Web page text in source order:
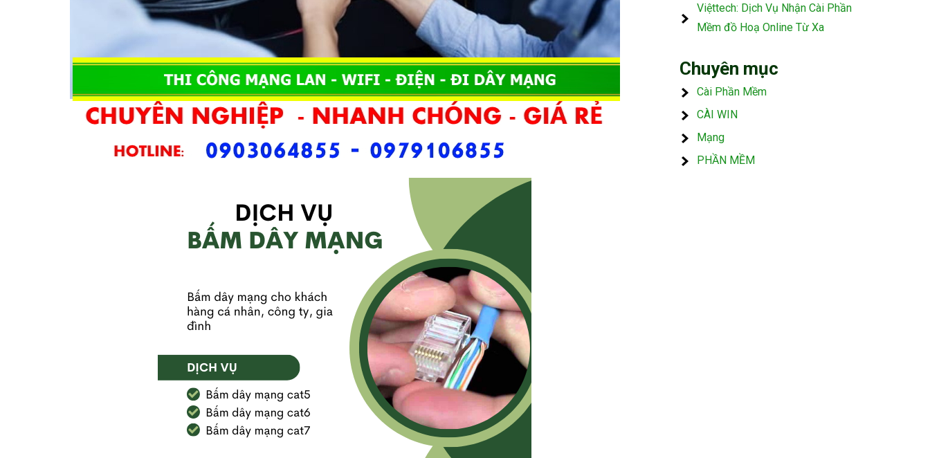
Việttech: Dịch Vụ Nhận Cài Phần
Mềm đồ Hoạ Online Từ Xa
Chuyên mục
Cài Phần Mềm
CÀI WIN
Mạng
PHẦN MỀM